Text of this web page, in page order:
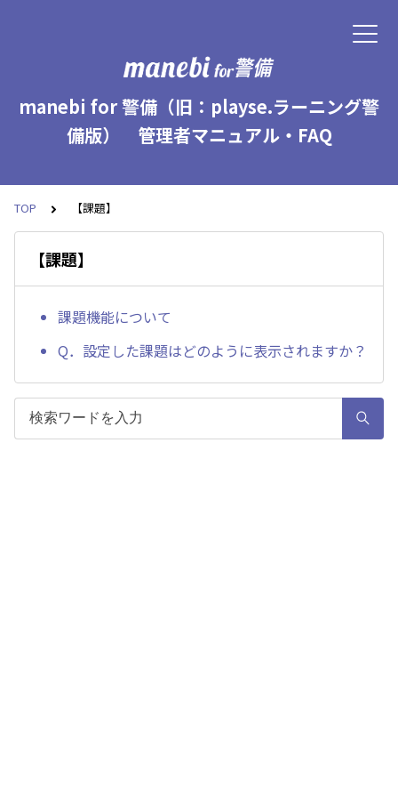
manebi for 警備（旧：playse.ラーニング警
備版） 管理者マニュアル・FAQ
TOP 【課題】
【課題】
課題機能について
Q．設定した課題はどのように表示されますか？